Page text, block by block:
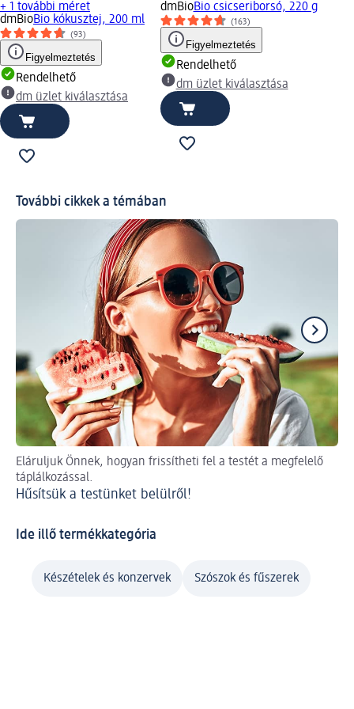
+ 1 további méret
dmBioBio kókusztej, 200 ml
(93)
Figyelmeztetés
Rendelhető
dm üzlet kiválasztása
dmBioBio csicseriborsó, 220 g
(163)
Figyelmeztetés
Rendelhető
dm üzlet kiválasztása
További cikkek a témában
Eláruljuk Önnek, hogyan frissítheti fel a testét a megfelelő
táplálkozással.
Hűsítsük a testünket belülről!
Ide illő termékkategória
Készételek és konzervek Szószok és fűszerek